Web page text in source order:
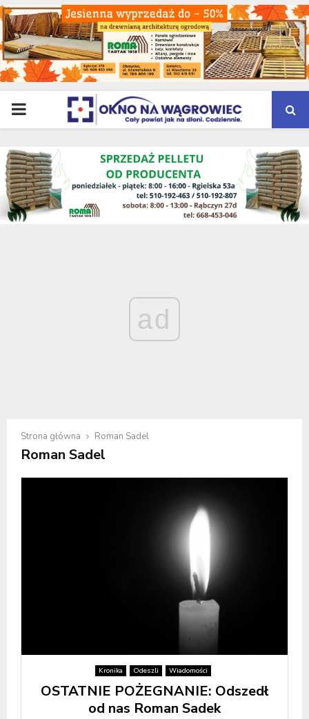
PRIMARY
MENU
ad
Strona główna Roman Sadel
Roman Sadel
Kronika Odeszli Wiadomości
OSTATNIE POŻEGNANIE: Odszedł
od nas Roman Sadek